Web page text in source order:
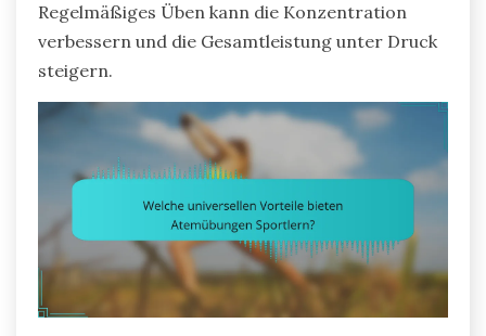
Regelmäßiges Üben kann die Konzentration
verbessern und die Gesamtleistung unter Druck
steigern.